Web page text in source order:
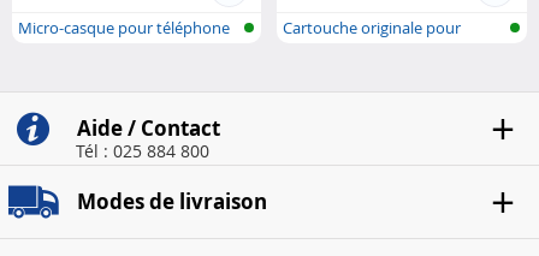
Micro-casque pour téléphone
Cartouche originale pour
Aide / Contact
Tél : 025 884 800
Modes de livraison